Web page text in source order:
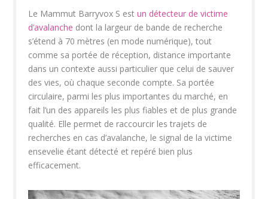
Le Mammut Barryvox S est un détecteur de victime
d’avalanche dont la largeur de bande de recherche
s’étend à 70 mètres (en mode numérique), tout
comme sa portée de réception, distance importante
dans un contexte aussi particulier que celui de sauver
des vies, où chaque seconde compte. Sa portée
circulaire, parmi les plus importantes du marché, en
fait l’un des appareils les plus fiables et de plus grande
qualité. Elle permet de raccourcir les trajets de
recherches en cas d’avalanche, le signal de la victime
ensevelie étant détecté et repéré bien plus
efficacement.